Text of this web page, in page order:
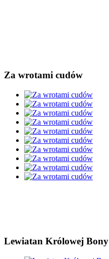
Za wrotami cudów
Lewiatan Królowej Bony